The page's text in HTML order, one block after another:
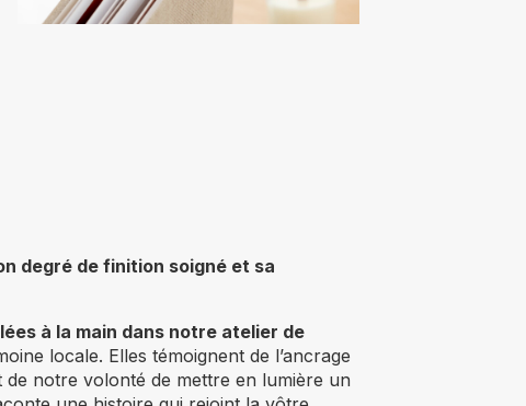
degré de finition soigné et sa
à la main dans notre atelier de
locale. Elles témoignent de l’ancrage
notre volonté de mettre en lumière un